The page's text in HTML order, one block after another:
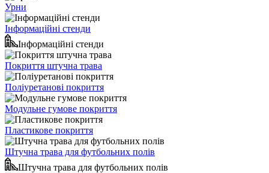
Урни
Інформаційні стенди
Інформаційні стенди
Покриття штучна трава
Поліуретанові покриття
Модульне гумове покриття
Пластикове покриття
Штучна трава для футбольних полів
Штучна трава для футбольних полів